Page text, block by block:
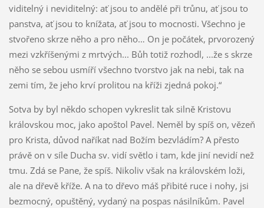
viditelný i neviditelný: ať jsou to andělé při trůnu, ať jsou to
panstva, ať jsou to knížata, ať jsou to mocnosti. Všechno je
stvořeno skrze něho a pro něho… On je počátek, prvorozený
mezi vzkříšenými z mrtvých... Bůh totiž rozhodl, ...že s skrze
něho se sebou usmíří všechno tvorstvo jak na nebi, tak na
zemi tím, že jeho krví prolitou na kříži zjedná pokoj.“
Sotva by byl někdo schopen vykreslit tak silně Kristovu
královskou moc, jako apoštol Pavel. Neměl by spíš on, vězeň
pro Krista, důvod naříkat nad Božím bezvládím? A přesto
právě on v síle Ducha sv. vidí světlo i tam, kde jiní nevidí než
tmu. Zdá se Pane, že spíš. Nikoliv však na královském loži,
ale na dřevě kříže. A na to dřevo máš přibité ruce i nohy, jsi
bezmocný, opuštěný, vydaný na pospas násilníkům. Pavel